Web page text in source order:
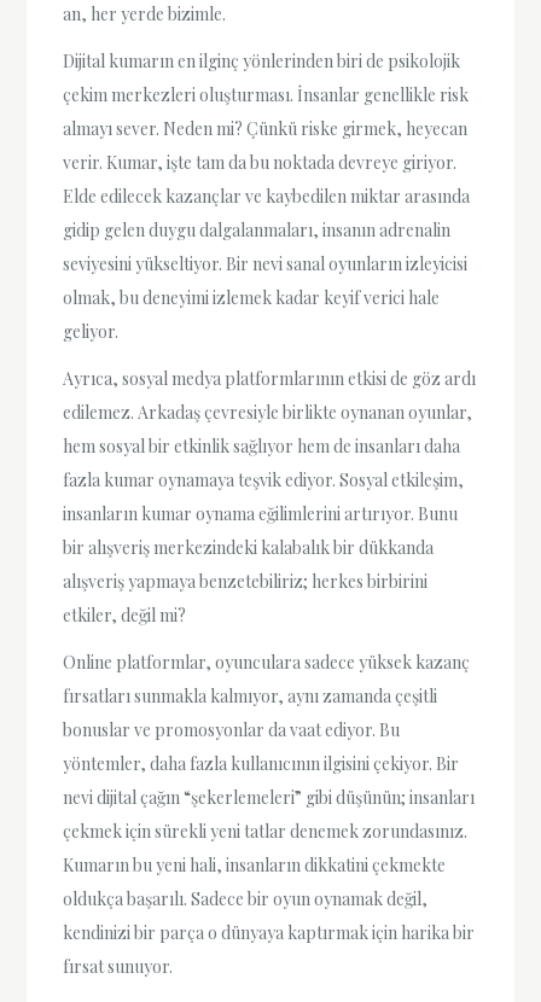
an, her yerde bizimle.
Dijital kumarın en ilginç yönlerinden biri de psikolojik
çekim merkezleri oluşturması. İnsanlar genellikle risk
almayı sever. Neden mi? Çünkü riske girmek, heyecan
verir. Kumar, işte tam da bu noktada devreye giriyor.
Elde edilecek kazançlar ve kaybedilen miktar arasında
gidip gelen duygu dalgalanmaları, insanın adrenalin
seviyesini yükseltiyor. Bir nevi sanal oyunların izleyicisi
olmak, bu deneyimi izlemek kadar keyif verici hale
geliyor.
Ayrıca, sosyal medya platformlarının etkisi de göz ardı
edilemez. Arkadaş çevresiyle birlikte oynanan oyunlar,
hem sosyal bir etkinlik sağlıyor hem de insanları daha
fazla kumar oynamaya teşvik ediyor. Sosyal etkileşim,
insanların kumar oynama eğilimlerini artırıyor. Bunu
bir alışveriş merkezindeki kalabalık bir dükkanda
alışveriş yapmaya benzetebiliriz; herkes birbirini
etkiler, değil mi?
Online platformlar, oyunculara sadece yüksek kazanç
fırsatları sunmakla kalmıyor, aynı zamanda çeşitli
bonuslar ve promosyonlar da vaat ediyor. Bu
yöntemler, daha fazla kullanıcının ilgisini çekiyor. Bir
nevi dijital çağın “şekerlemeleri” gibi düşünün; insanları
çekmek için sürekli yeni tatlar denemek zorundasınız.
Kumarın bu yeni hali, insanların dikkatini çekmekte
oldukça başarılı. Sadece bir oyun oynamak değil,
kendinizi bir parça o dünyaya kaptırmak için harika bir
fırsat sunuyor.